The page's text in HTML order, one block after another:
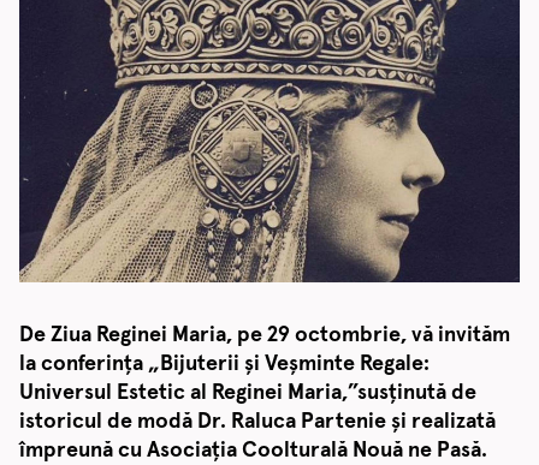
De Ziua Reginei Maria, pe 29 octombrie, vă invităm
la conferința „Bijuterii și Veșminte Regale:
Universul Estetic al Reginei Maria,”susținută de
istoricul de modă Dr. Raluca Partenie și realizată
împreună cu Asociația Coolturală Nouă ne Pasă.